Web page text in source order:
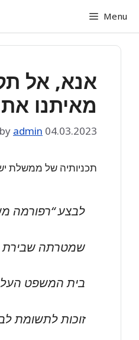
Menu
אנא, אל
מאיתנו
04.03.2023
by admin
תכניותיה של ממשלת
לבצע “רפורמה
שמטרתה שבירת
בית המשפט
זוכות לתשומת